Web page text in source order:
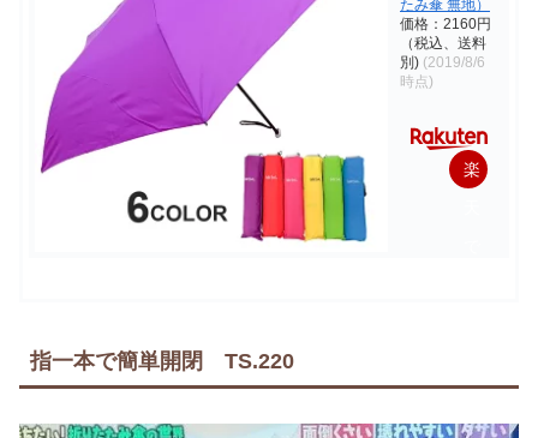
たみ傘 無地）
価格：2160円
（税込、送料
別) (2019/8/6
時点)
楽
指一本で簡単開閉 TS.220